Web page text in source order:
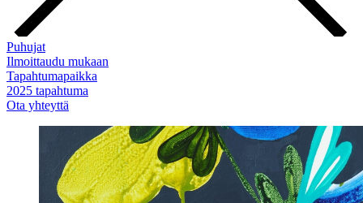
Puhujat
Ilmoittaudu mukaan
Tapahtumapaikka
2025 tapahtuma
Ota yhteyttä